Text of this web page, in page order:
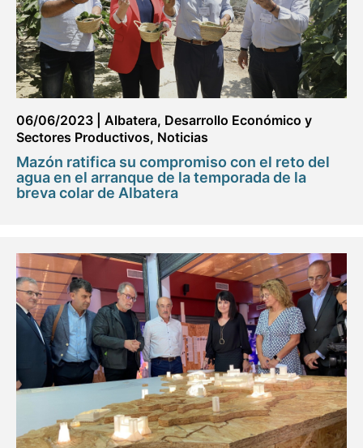
06/06/2023 Albatera, Desarrollo Económico y
Sectores Productivos, Noticias
Mazón ratifica su compromiso con el reto del
agua en el arranque de la temporada de la
breva colar de Albatera